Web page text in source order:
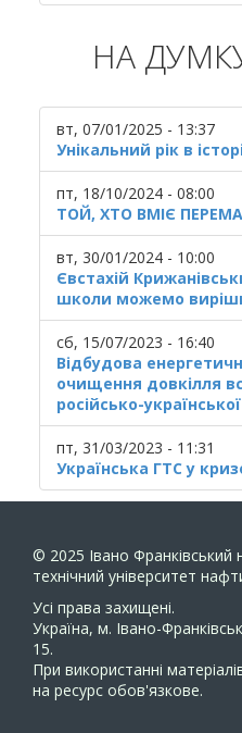
НА
вт, 07/01/2025 - 13:37
Унікальний рік в
пт, 18/10/2024 - 08:00
ТОЙ, ХТО ВМІЄ
вт, 30/01/2024 - 10:00
Євстахій
школи можемо
сб, 15/07/2023 - 16:40
Відбудова
очищення довкілля
російсько-
пт, 31/03/2023 - 11:31
Українська ГТС у
© 2025 Івано Франківський
технічний університет
Усi права захищенi.
Україна, м. Івано-
15.
При використанні
на ресурс обов'язкове.